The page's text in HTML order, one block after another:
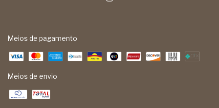
Meios de pagamento
Meios de envio